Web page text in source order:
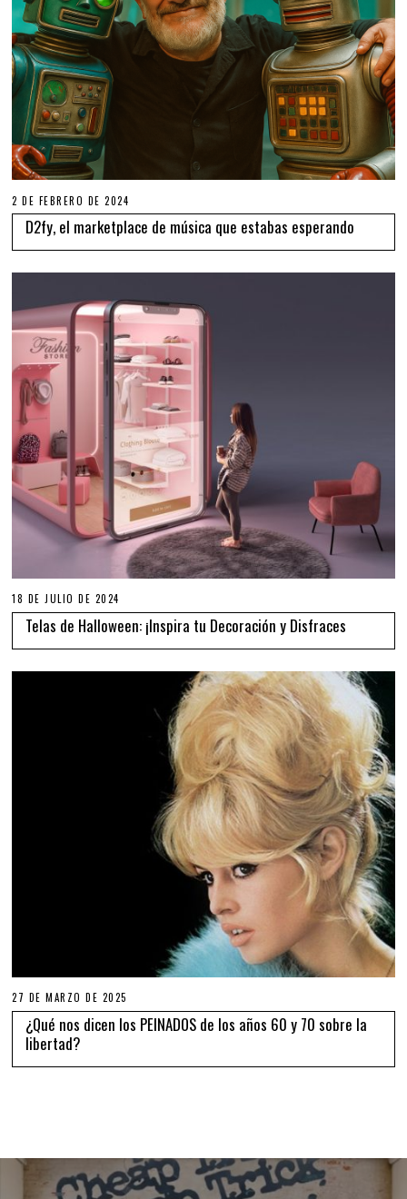
2 DE FEBRERO DE 2024
D2fy, el marketplace de música que estabas esperando
18 DE JULIO DE 2024
Telas de Halloween: ¡Inspira tu Decoración y Disfraces
27 DE MARZO DE 2025
¿Qué nos dicen los PEINADOS de los años 60 y 70 sobre la
libertad?